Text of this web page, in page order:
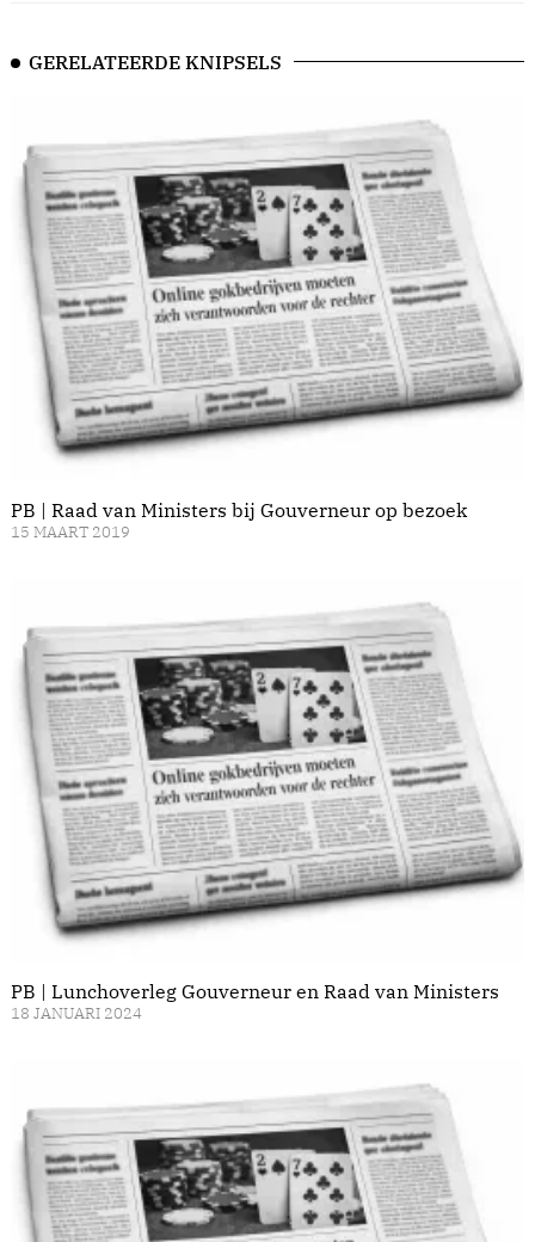
GERELATEERDE KNIPSELS
PB | Raad van Ministers bij Gouverneur op bezoek
15 MAART 2019
PB | Lunchoverleg Gouverneur en Raad van Ministers
18 JANUARI 2024